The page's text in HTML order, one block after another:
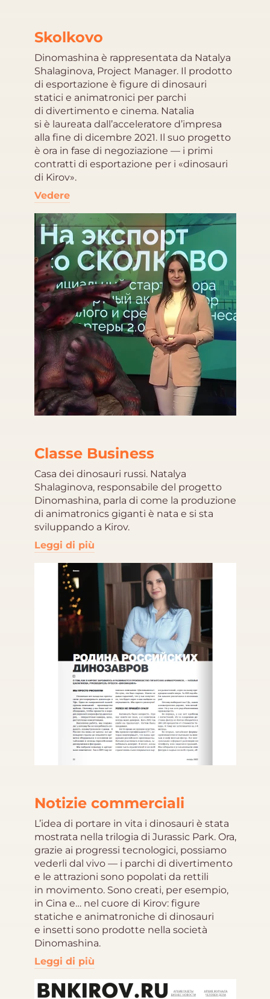
Skolkovo
Dinomashina è rappresentata da Natalya
Shalaginova, Project Manager. Il prodotto
di esportazione è figure di dinosauri
statici e animatronici per parchi
di divertimento e cinema. Natalia
si è laureata dall’acceleratore d’impresa
alla fine di dicembre 2021. Il suo progetto
è ora in fase di negoziazione — i primi
contratti di esportazione per i «dinosauri
di Kirov».
Vedere
Classe Business
Casa dei dinosauri russi. Natalya
Shalaginova, responsabile del progetto
Dinomashina, parla di come la produzione
di animatronics giganti è nata e si sta
sviluppando a Kirov.
Leggi di più
Notizie commerciali
L’idea di portare in vita i dinosauri è stata
mostrata nella trilogia di Jurassic Park. Ora,
grazie ai progressi tecnologici, possiamo
vederli dal vivo — i parchi di divertimento
e le attrazioni sono popolati da rettili
in movimento. Sono creati, per esempio,
in Cina e… nel cuore di Kirov: figure
statiche e animatroniche di dinosauri
e insetti sono prodotte nella società
Dinomashina.
Leggi di più